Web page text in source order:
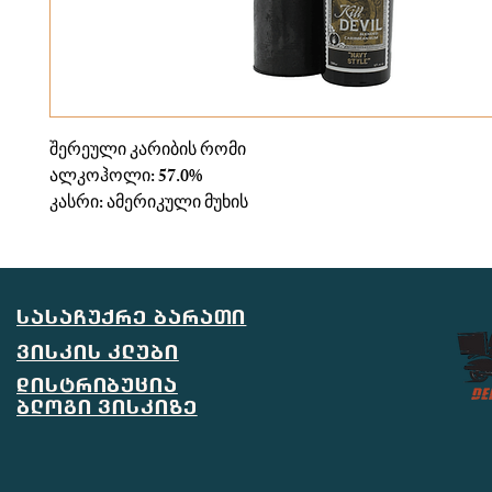
შერეული კარიბის რომი
ალკოჰოლი: 57.0%
კასრი: ამერიკული მუხის
სასაჩუქრე ბარათი
ვისკის კლუბი
დისტრიბუცია
ბლოგი ვისკიზე